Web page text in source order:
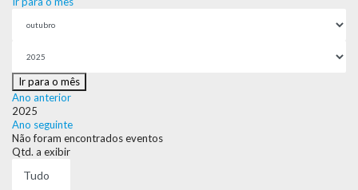
Ir para o mês
Ano anterior
2025
Ano seguinte
Não foram encontrados eventos
Pagination
Limit
Qtd. a exibir